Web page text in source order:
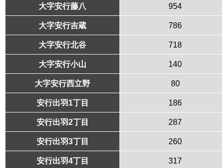
大字安行藤八 954
大字安行吉蔵 786
大字安行北谷 718
大字安行小山 140
大字安行西立野 80
安行出羽1丁目 186
安行出羽2丁目 287
安行出羽3丁目 260
安行出羽4丁目 317